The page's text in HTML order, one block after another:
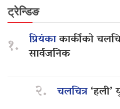
ट्रेन्डिङ
१. प्रियंकाकार्कीको
सार्वजनिक
२. चलचित्र